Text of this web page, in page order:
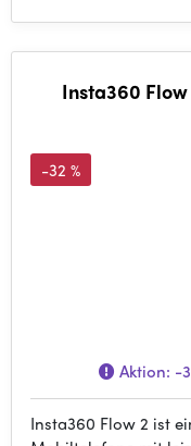
Insta360
-32 %
Aktion: -
Insta360 Flow 2 ist